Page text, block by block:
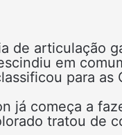
de articulação
em
para as
já começa a
tratou de